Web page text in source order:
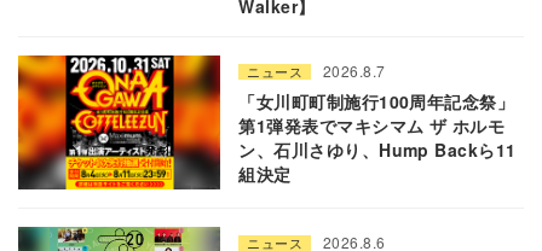
Walker】
ニュース 2026.8.7
「女川町町制施行100周年記念祭」
第1弾発表でマキシマム ザ ホルモ
ン、石川さゆり、Hump Backら11
組決定
ニュース 2026.8.6